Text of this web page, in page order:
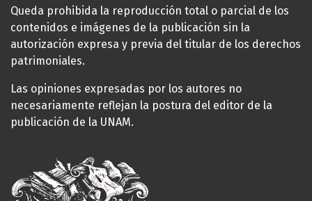
Queda prohibida la reproducción total o parcial de los
contenidos e imágenes de la publicación sin la
autorización expresa y previa del titular de los derechos
patrimoniales.
Las opiniones expresadas por los autores no
necesariamente reflejan la postura del editor de la
publicación de la UNAM.